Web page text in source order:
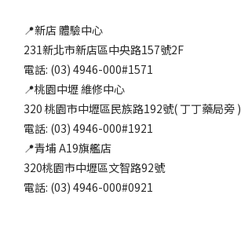
📍新店 體驗中心
231新北市新店區中央路157號2F
電話: (03) 4946-000#1571
📍桃園中壢 維修中心
320 桃園市中壢區民族路192號( 丁丁藥局旁 )
電話: (03) 4946-000#1921
📍青埔 A19旗艦店
320桃園市中壢區文智路92號
電話: (03) 4946-000#0921